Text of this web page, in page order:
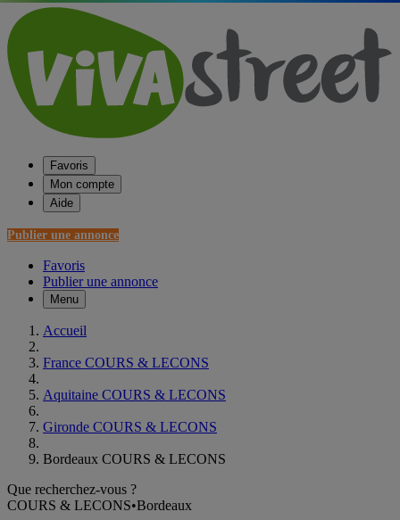
Favoris
Mon compte
Aide
Publier une annonce
Favoris
Publier une annonce
Menu
Accueil
France COURS & LECONS
Aquitaine COURS & LECONS
Gironde COURS & LECONS
Bordeaux COURS & LECONS
Que recherchez-vous ?
COURS & LECONS•Bordeaux